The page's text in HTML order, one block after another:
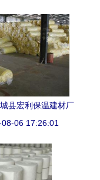
县宏利保温建材厂
璃棉毡
06 17:26:01